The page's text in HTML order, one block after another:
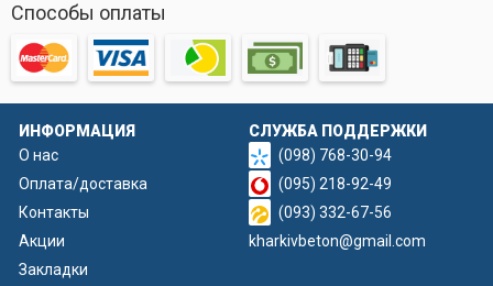
Способы оплаты
ИНФОРМАЦИЯ
О нас
Оплата/доставка
Контакты
Акции
Закладки
СЛУЖБА ПОДДЕРЖКИ
(098) 768-30-94
(095) 218-92-49
(093) 332-67-56
kharkivbeton@gmail.com